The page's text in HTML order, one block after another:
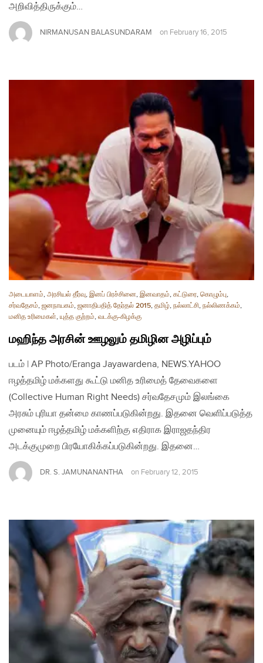
அறிவித்திருக்கும்…
NIRMANUSAN BALASUNDARAM on February 16, 2015
அடையாளம், அரசியல் தீர்வு, இனப் பிரச்சினை, இனவாதம், கட்டுரை, கொழும்பு,
சர்வதேசம், ஜனநாயகம், ஜனாதிபதித் தேர்தல் 2015, தமிழ், நல்லாட்சி, நல்லிணக்கம்,
மனித உரிமைகள், யுத்த குற்றம், வடக்கு-கிழக்கு
மஹிந்த அரசின் ஊழலும் தமிழின அழிப்பும்
படம் | AP Photo/Eranga Jayawardena, NEWS.YAHOO
ஈழத்தமிழ் மக்களது கூட்டு மனித உரிமைத் தேவைகளை
(Collective Human Right Needs) சர்வதேசமும் இலங்கை
அரசும் புரியா தன்மை காணப்படுகின்றது. இதனை வெளிப்படுத்த
முனையும் ஈழத்தமிழ் மக்களிற்கு எதிராக இராஜதந்திர
அடக்குமுறை பிரயோகிக்கப்படுகின்றது. இதனை…
DR. S. JAMUNANANTHA on February 12, 2015